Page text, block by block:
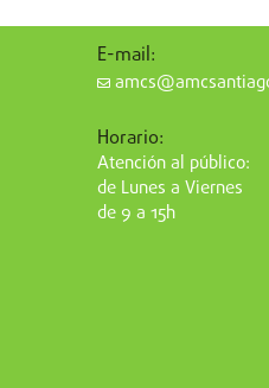
E-mail:
Horario:
Atención al público:
de Lunes a Viernes
de 9 a 15h